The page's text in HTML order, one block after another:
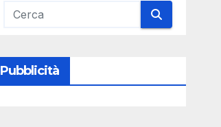
Pubblicità